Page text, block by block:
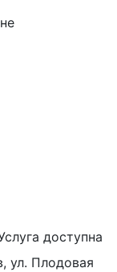
доступна
ул. Плодовая